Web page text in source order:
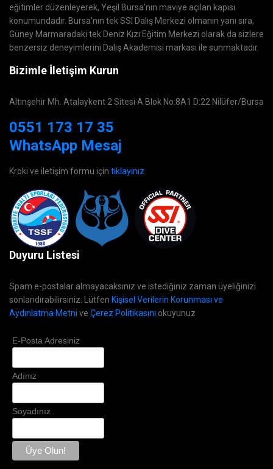
eğitimler düzenleyerek, Yeşil Bursa'nın maviye açılan kapısı
konumundadır. Bursa'nın tek SSI Dalış Merkezi olmanın yanı sıra,
Güney Marmaradaki tek Deniz Kızı Eğitim Merkezi olarak da sizlere
benzersiz deneyimlerini Dalış Akademisi markası ile sunmaktadır.
Bizimle İletişim Kurun
Altınşehir Mh. Atalaykent 2 Sitesi A Blok No:8A1 D:22 Nilüfer/Bursa
0551 173 17 35
WhatsApp Mesaj
Kroki ve iletişim formu için tıklayınız
Duyuru Listesi
Spam e-postalar almayacaksınız ve istediğiniz zaman üyeliğinizi
sonlandırabilirsiniz. Lütfen Kişisel Verilerin Korunması ve
Aydınlatma Metni ve Çerez Politikasını okuyunuz
E-Posta Adresiniz
Adınız
Soyadınız